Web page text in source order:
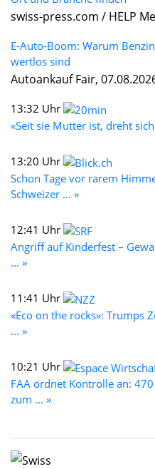
swiss-press.com / HELP
E-Auto-Boom: Warum
wertlos sind
Autoankauf Fair,
13:32 Uhr
«Seit sie Mutter ist, dreht
13:20 Uhr
Schon Tage vor rarem
Schweizer ... »
12:41 Uhr
Angriff auf Kinderfest –
... »
11:41 Uhr
«Eco on the rocks»: Trumps
... »
10:21 Uhr
FAA ordnet Kontrolle an:
zum ... »